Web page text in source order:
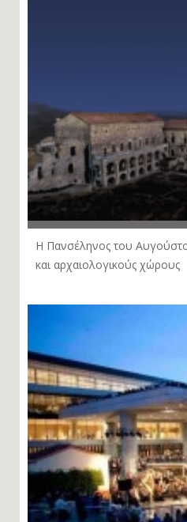
Η Πανσέληνος του
και αρχαιολογικούς χώρους